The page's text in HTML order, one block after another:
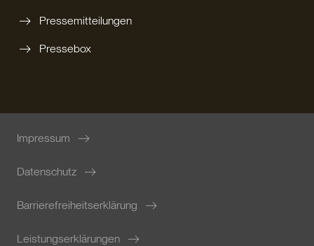
Pressemitteilungen
Pressebox
Impressum
Datenschutz
Barrierefreiheitserklärung
Leistungserklärungen